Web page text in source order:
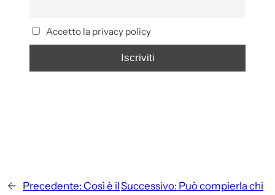
Accetto la privacy policy
← Precedente: Così è ilSuccessivo: Può compierla chi